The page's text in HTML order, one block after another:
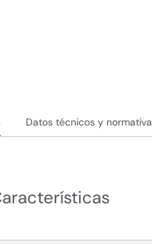
Datos técnicos y normativa